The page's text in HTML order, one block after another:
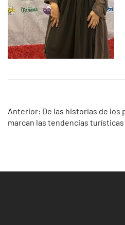
Navegación
de
Anterior: De las historias de los
marcan las tendencias turísticas